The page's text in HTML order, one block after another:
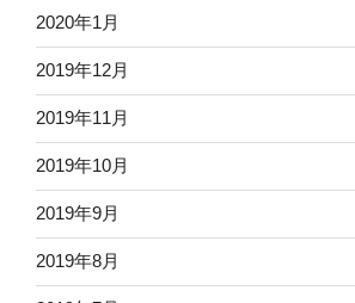
2020年1月
2019年12月
2019年11月
2019年10月
2019年9月
2019年8月